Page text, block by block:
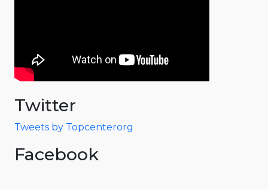
Twitter
Tweets by Topcenterorg
Facebook